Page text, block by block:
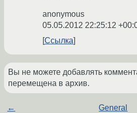
anonymous
05.05.2012 22:25:12
Ссылка
Вы не можете добавлять
перемещена в архив.
← General